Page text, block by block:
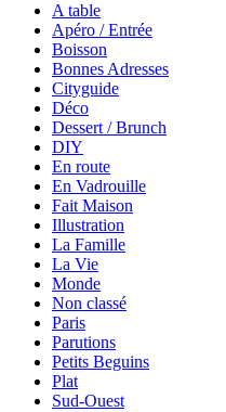
A table
Apéro / Entrée
Boisson
Bonnes Adresses
Cityguide
Déco
Dessert / Brunch
DIY
En route
En Vadrouille
Fait Maison
Illustration
La Famille
La Vie
Monde
Non classé
Paris
Parutions
Petits Beguins
Plat
Sud-Ouest